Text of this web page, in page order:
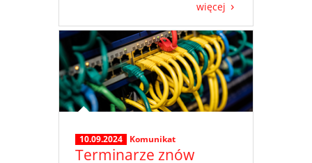
więcej
10.09.2024 Komunikat
Terminarze znów